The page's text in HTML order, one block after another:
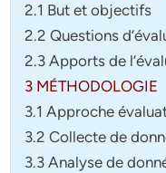
2.1 But et objectifs
2.2 Questions
2.3 Apports de
3 MÉTHODOLOGIE
3.1 Approche
3.2 Collecte de
3.3 Analyse de